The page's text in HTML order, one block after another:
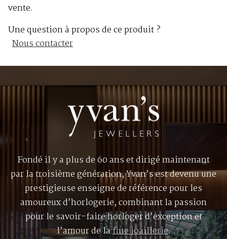
vente.
Une question à propos de ce produit ?
Nous contacter
Fondé il y a plus de 60 ans et dirigé maintenant
par la troisième génération, Yvan’s est devenu une
prestigieuse enseigne de référence pour les
amoureux d’horlogerie, combinant la passion
pour le savoir-faire horloger d’exception et
l’amour de lafine joaillerie.